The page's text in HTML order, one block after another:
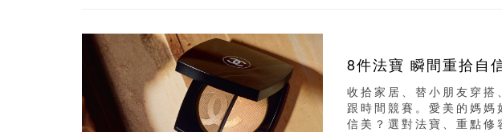
8件法寶 瞬間重拾自
收拾家居、替小朋友穿
跟時間競賽。愛美的媽
信美？選對法寶、重點